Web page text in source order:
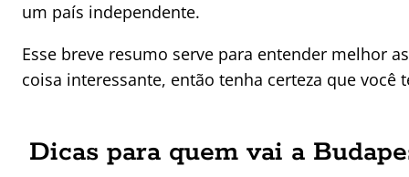
um país independente.
Esse breve resumo serve para entender melhor
coisa interessante, então tenha certeza que
Dicas para quem vai a